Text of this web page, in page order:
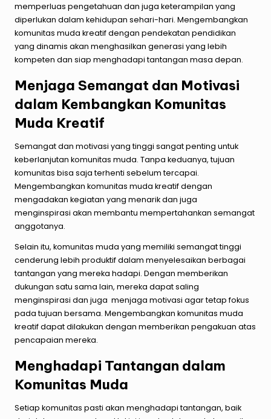
memperluas pengetahuan dan juga keterampilan yang
diperlukan dalam kehidupan sehari-hari. Mengembangkan
komunitas muda kreatif dengan pendekatan pendidikan
yang dinamis akan menghasilkan generasi yang lebih
kompeten dan siap menghadapi tantangan masa depan.
Menjaga Semangat dan Motivasi
dalam Kembangkan Komunitas
Muda Kreatif
Semangat dan motivasi yang tinggi sangat penting untuk
keberlanjutan komunitas muda. Tanpa keduanya, tujuan
komunitas bisa saja terhenti sebelum tercapai.
Mengembangkan komunitas muda kreatif dengan
mengadakan kegiatan yang menarik dan juga
menginspirasi akan membantu mempertahankan semangat
anggotanya.
Selain itu, komunitas muda yang memiliki semangat tinggi
cenderung lebih produktif dalam menyelesaikan berbagai
tantangan yang mereka hadapi. Dengan memberikan
dukungan satu sama lain, mereka dapat saling
menginspirasi dan juga menjaga motivasi agar tetap fokus
pada tujuan bersama. Mengembangkan komunitas muda
kreatif dapat dilakukan dengan memberikan pengakuan atas
pencapaian mereka.
Menghadapi Tantangan dalam
Komunitas Muda
Setiap komunitas pasti akan menghadapi tantangan, baik